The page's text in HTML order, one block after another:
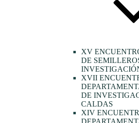
XV
DE
XVII
DE
CALDAS
XIV